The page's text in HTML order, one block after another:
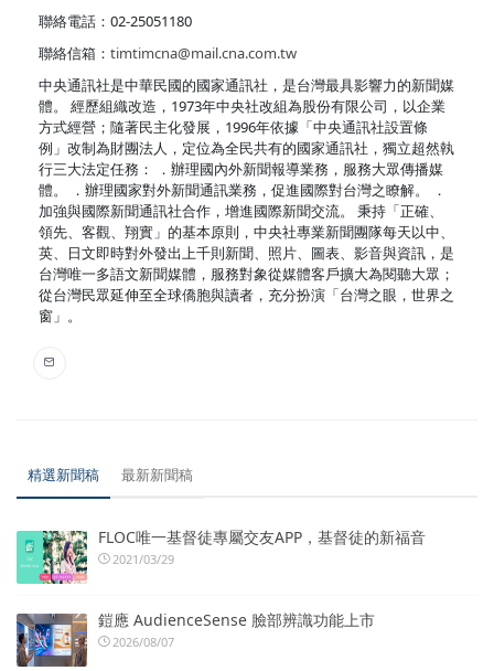
聯絡電話：02-25051180
聯絡信箱： timtimcna@mail.cna.com.tw
中央通訊社是中華民國的國家通訊社，是台灣最具影響力的新聞媒
體。 經歷組織改造，1973年中央社改組為股份有限公司，以企業
方式經營；隨著民主化發展，1996年依據「中央通訊社設置條
例」改制為財團法人，定位為全民共有的國家通訊社，獨立超然執
行三大法定任務： ．辦理國內外新聞報導業務，服務大眾傳播媒
體。 ．辦理國家對外新聞通訊業務，促進國際對台灣之瞭解。 ．
加強與國際新聞通訊社合作，增進國際新聞交流。 秉持「正確、
領先、客觀、翔實」的基本原則，中央社專業新聞團隊每天以中、
英、日文即時對外發出上千則新聞、照片、圖表、影音與資訊，是
台灣唯一多語文新聞媒體，服務對象從媒體客戶擴大為閱聽大眾；
從台灣民眾延伸至全球僑胞與讀者，充分扮演「台灣之眼，世界之
窗」。
精選新聞稿 最新新聞稿
FLOC唯一基督徒專屬交友APP，基督徒的新福音
2021/03/29
鎧應 AudienceSense 臉部辨識功能上市
2026/08/07